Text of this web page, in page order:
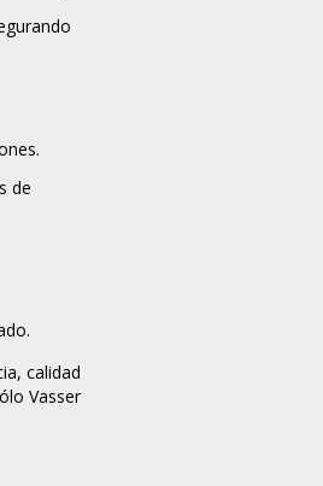
de
calidad
Vasser